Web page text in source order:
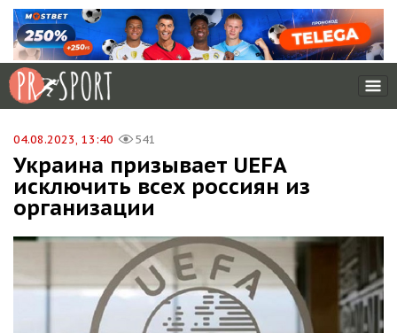
04.08.2023, 13:40 541
Украина призывает UEFA
исключить всех россиян из
организации